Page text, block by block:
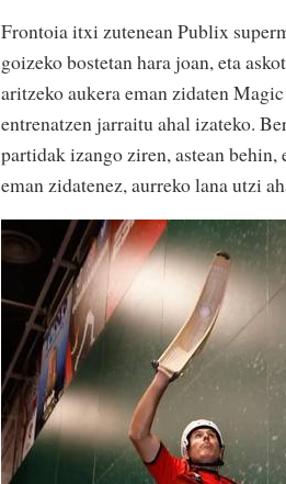
Frontoia itxi zutenean Publix
goizeko bostetan hara joan, eta
aritzeko aukera eman zidaten
entrenatzen jarraitu ahal izateko.
partidak izango ziren, astean
eman zidatenez, aurreko lana utzi